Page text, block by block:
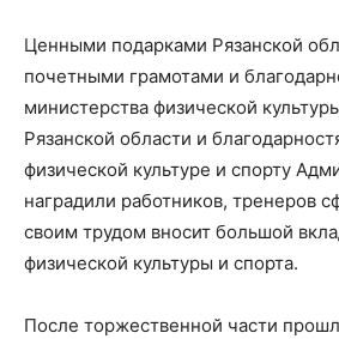
Ценными подарками Рязанской
почетными грамотами и
министерства физической
Рязанской области и
физической культуре и спорту
наградили работников, тренеров
своим трудом вносит большой
физической культуры и спорта.
После торжественной части